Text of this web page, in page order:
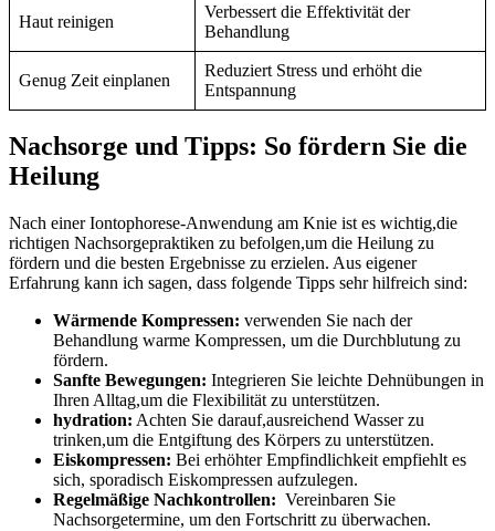
Haut reinigen
Verbessert die Effektivität der
Behandlung
Genug Zeit⁣ einplanen
Reduziert Stress und erhöht die
Entspannung
Nachsorge und Tipps: So ‌fördern Sie die
Heilung
Nach einer Iontophorese-Anwendung‍ am Knie ist es wichtig,die ​
richtigen Nachsorgepraktiken zu befolgen,um⁢ die Heilung ‍zu
fördern und die besten Ergebnisse‌ zu erzielen. Aus‌ eigener
Erfahrung kann ich ⁢sagen,​ dass folgende Tipps sehr hilfreich sind:
Wärmende Kompressen: verwenden⁤ Sie nach der
Behandlung⁣ warme Kompressen, ⁤um‌ die Durchblutung ‍zu
fördern.
Sanfte‍ Bewegungen: Integrieren Sie​ leichte Dehnübungen in
Ihren Alltag,um die ⁣Flexibilität ‌zu unterstützen.
hydration: Achten Sie ​darauf,ausreichend⁢ Wasser⁢ zu
⁢trinken,um die ​Entgiftung ⁢des⁢ Körpers zu ‍unterstützen.
Eiskompressen: Bei erhöhter ⁤Empfindlichkeit empfiehlt es
sich, sporadisch ⁢Eiskompressen ‍aufzulegen.
Regelmäßige Nachkontrollen: ⁢ Vereinbaren Sie
Nachsorgetermine, um den Fortschritt ⁣zu⁤ überwachen.